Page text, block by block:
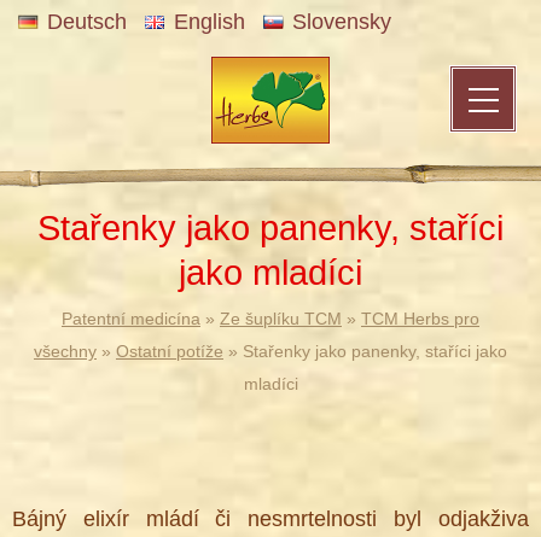
Deutsch English Slovensky
Stařenky jako panenky, staříci
jako mladíci
Patentní medicína » Ze šuplíku TCM » TCM Herbs pro
všechny » Ostatní potíže » Stařenky jako panenky, staříci jako
mladíci
Bájný elixír mládí či nesmrtelnosti byl odjakživa